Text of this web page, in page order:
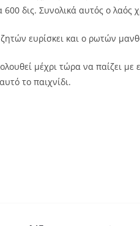
600 δις. Συνολικά αυτός ο
ευρίσκει και ο ρωτών
μέχρι τώρα να παίζει με
το παιχνίδι.